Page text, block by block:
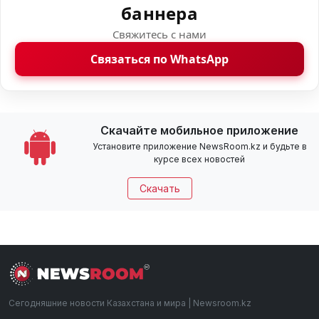
баннера
Свяжитесь с нами
Связаться по WhatsApp
Скачайте мобильное приложение
Установите приложение NewsRoom.kz и будьте в
курсе всех новостей
Скачать
Сегодняшние новости Казахстана и мира | Newsroom.kz